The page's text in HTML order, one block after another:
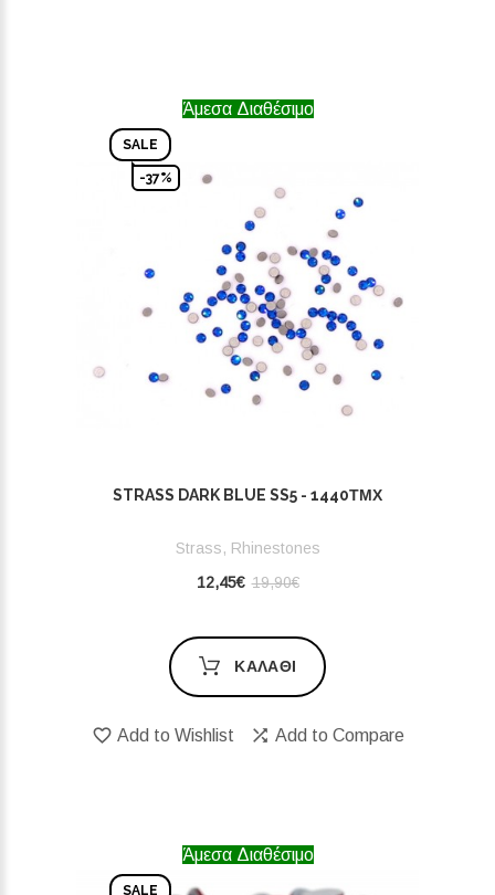
SALE
-37%
Άμεσα Διαθέσιμο
STRASS DARK BLUE SS5 - 1440ΤΜΧ
Strass, Rhinestones
12,45€ 19,90€
ΚΑΛΆΘΙ
Add to Wishlist Add to Compare
SALE
Άμεσα Διαθέσιμο